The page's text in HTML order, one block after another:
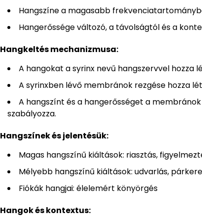
Hangszíne a magasabb
Hangerőssége változó, a távolságtól és a
Hangkeltés mechanizmusa:
A hangokat a syrinx nevű hangszervvel hozza
A syrinxben lévő membránok rezgése hozza
A hangszínt és a hangerősséget a
szabályozza.
Hangszínek és jelentésük:
Magas hangszínű kiáltások: riasztás,
Mélyebb hangszínű kiáltások: udvarlás,
Fiókák hangjai: élelemért könyörgés
Hangok és kontextus: